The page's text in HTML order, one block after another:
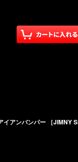
イアンバンパー ［JIMNY